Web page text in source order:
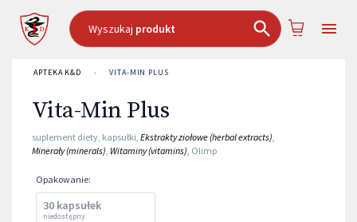
Wyszukaj produkt
APTEKA K&D › VITA-MIN PLUS
Vita-Min Plus
suplement diety, kapsułki, Ekstrakty ziołowe (herbal extracts),
Minerały (minerals), Witaminy (vitamins), Olimp
Opakowanie:
30 kapsułek
niedostępny